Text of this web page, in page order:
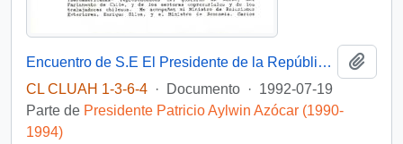
Encuentro de S.E El Presidente de la República. D. Patricio Aylwin Azócar, con comunidad chilena residente en Portugal
CL CLUAH 1-3-6-4 · Documento · 1992-07-19
Parte de Presidente Patricio Aylwin Azócar (1990-
1994)